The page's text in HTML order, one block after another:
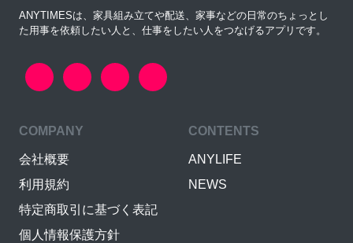
ANYTIMESは、家具組み立てや配送、家事などの日常のちょっとし
た用事を依頼したい人と、仕事をしたい人をつなげるアプリです。
COMPANY
会社概要
利用規約
特定商取引に基づく表記
個人情報保護方針
CONTENTS
ANYLIFE
NEWS